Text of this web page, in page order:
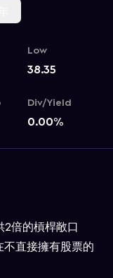
Low
38.35
Div/Yield
0.00%
倍的槓桿敞口
不直接擁有股票的